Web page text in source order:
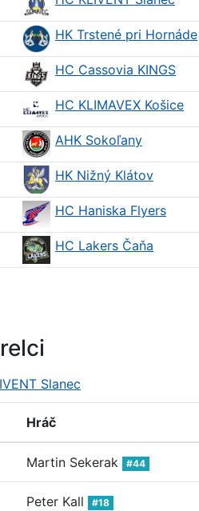
HK Trstené pri Hornáde
HC Cassovia KINGS
HC KLIMAVEX Košice
AHK Sokoľany
HK Nižný Klátov
HC Haniska Flyers
HC Lakers Čaňa
Slanec
Hráč
Martin Sekerak #44
Peter Kall #18